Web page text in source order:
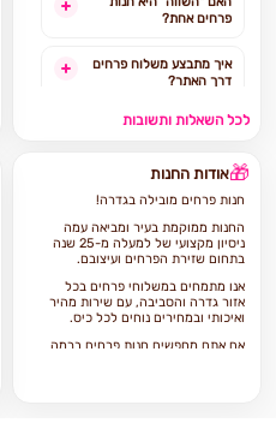
פרחים אחת?
איך מתבצע משלוח פרחים
דרך האתר?
האם ניתן להזמין משלוח
להזמין משלוחים?
אילו מוצרים אפשר להזמין
באתר?
לכל השאלות ותשובות
🎁אודות החנות
חנות פרחים מובילה בגדרה!
החנות ממוקמת בעיר ומביאה עמה
ניסיון מקצועי של למעלה מ-25 שנה
בתחום שזירת הפרחים ועיצובם.
אנו מתמחים במשלוחי פרחים בכל
אזור גדרה והסביבה, עם שירות מהיר
ואיכותי ובמחירים נוחים לכל כיס.
אם אתם מחפשים חנות פרחים ברמה